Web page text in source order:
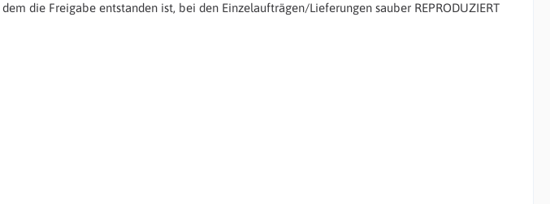
die Freigabe entstanden ist, bei den Einzelaufträgen/Lieferungen sauber REPRODUZIERT